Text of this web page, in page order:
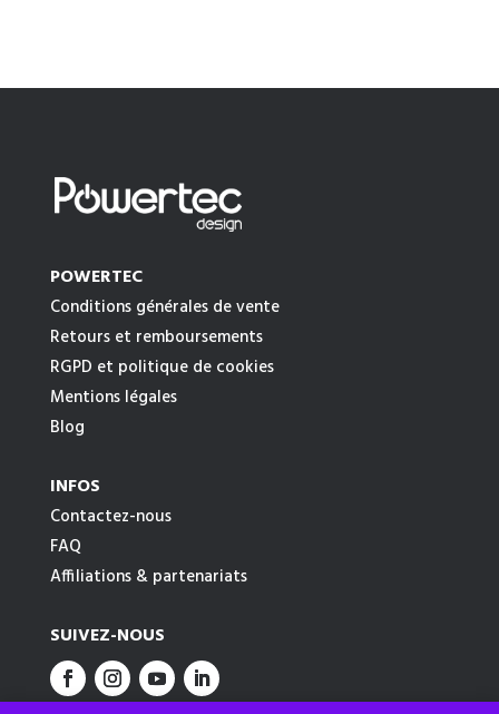
POWERTEC
Conditions générales de vente
Retours et remboursements
RGPD et politique de cookies
Mentions légales
Blog
INFOS
Contactez-nous
FAQ
Affiliations & partenariats
SUIVEZ-NOUS